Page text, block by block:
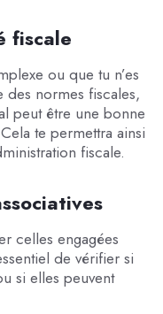
fiscale
ou que tu n’es
normes fiscales,
peut être une bonne
te permettra ainsi
fiscale.
celles engagées
de vérifier si
si elles peuvent